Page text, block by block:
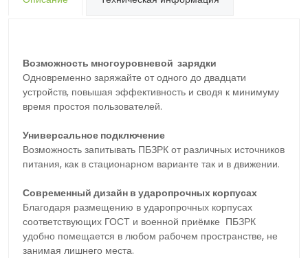
Возможность многоуровневой зарядки
Одновременно заряжайте от одного до двадцати
устройств, повышая эффективность и сводя к минимуму
время простоя пользователей.
Универсальное подключение
Возможность запитывать ПБЗРК от различных источников
питания, как в стационарном варианте так и в движении.
Современный дизайн в ударопрочных корпусах
Благодаря размещению в ударопрочных корпусах
соответствующих ГОСТ и военной приёмке ПБЗРК
удобно помещается в любом рабочем пространстве, не
занимая лишнего места.